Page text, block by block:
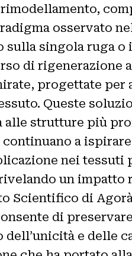
osservato
singola ruga
di rigenerazione a
progettate
Queste
alle strutture più
a
nei
un
Scientifico di
di
e delle